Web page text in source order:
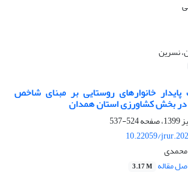
نسرین
خانوارهای روستایی بر مبنای شاخص
د‌ر بخش کشاورزی استان همد‌ان
524-537
10.22059/
محمدی
مقاله 3.17 M